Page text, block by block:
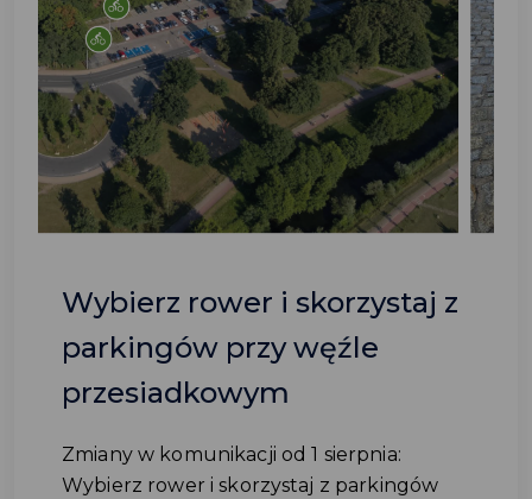
Wybierz rower i skorzystaj z
parkingów przy węźle
przesiadkowym
Zmiany w komunikacji od 1 sierpnia:
Wybierz rower i skorzystaj z parkingów